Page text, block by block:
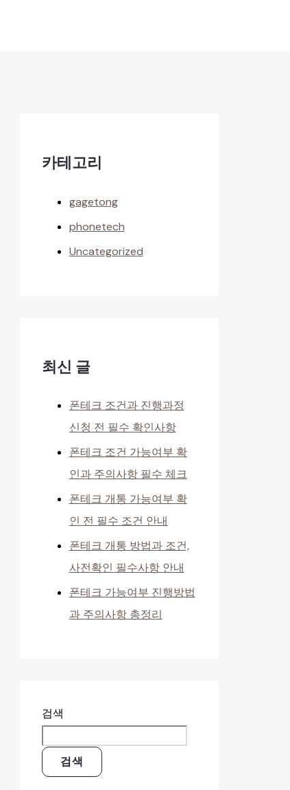
카테고리
gagetong
phonetech
Uncategorized
최신 글
폰테크 조건과 진행과정
신청 전 필수 확인사항
폰테크 조건 가능여부 확
인과 주의사항 필수 체크
폰테크 개통 가능여부 확
인 전 필수 조건 안내
폰테크 개통 방법과 조건,
사전확인 필수사항 안내
폰테크 가능여부 진행방법
과 주의사항 총정리
검색
검색